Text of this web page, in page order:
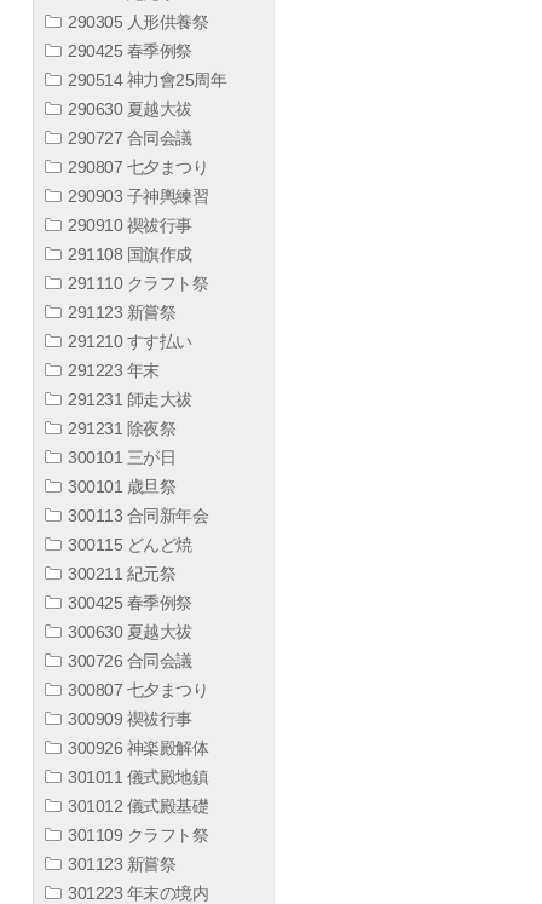
290305 人形供養祭
290425 春季例祭
290514 神力會25周年
290630 夏越大祓
290727 合同会議
290807 七夕まつり
290903 子神輿練習
290910 禊祓行事
291108 国旗作成
291110 クラフト祭
291123 新嘗祭
291210 すす払い
291223 年末
291231 師走大祓
291231 除夜祭
300101 三が日
300101 歳旦祭
300113 合同新年会
300115 どんど焼
300211 紀元祭
300425 春季例祭
300630 夏越大祓
300726 合同会議
300807 七夕まつり
300909 禊祓行事
300926 神楽殿解体
301011 儀式殿地鎮
301012 儀式殿基礎
301109 クラフト祭
301123 新嘗祭
301223 年末の境内